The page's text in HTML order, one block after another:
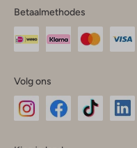
Betaalmethodes
Volg ons